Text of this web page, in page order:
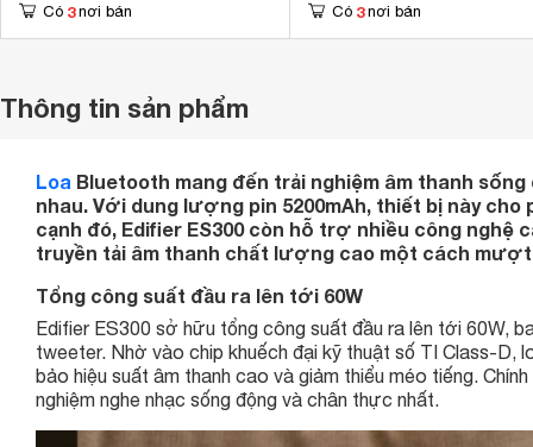
Có 3 nơi bán Có 3 nơi bán
Thông tin sản phẩm
Loa Bluetooth mang đến trải nghiệm âm thanh
nhau. Với dung lượng pin 5200mAh, thiết bị này
cạnh đó, Edifier ES300 còn hỗ trợ nhiều công nghệ
truyền tải âm thanh chất lượng cao một cách mượt
Tổng công suất đầu ra lên tới 60W
Edifier ES300 sở hữu tổng công suất đầu ra lên tới 60W,
tweeter. Nhờ vào chip khuếch đại kỹ thuật số TI Class-D,
bảo hiệu suất âm thanh cao và giảm thiểu méo tiếng.
nghiệm nghe nhạc sống động và chân thực nhất.